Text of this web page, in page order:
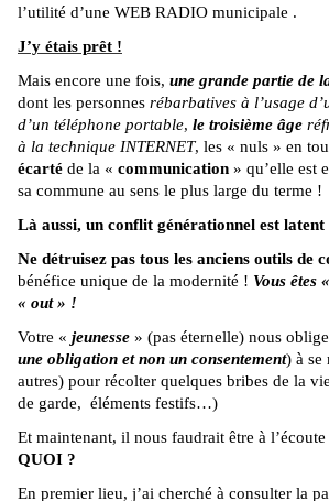
l’utilité d’une WEB RADIO municipale .
J’y étais prêt !
Mais encore une fois, une grande partie de
dont les personnes rébarbatives à l’usage
d’un téléphone portable, le troisième âge
à la technique INTERNET, les « nuls » en
écarté de la « communication » qu’elle est
sa commune au sens le plus large du terme !
Là aussi, un conflit générationnel est latent
Ne détruisez pas tous les anciens outils de
bénéfice unique de la modernité ! Vous êtes
« out » !
Votre « jeunesse » (pas éternelle) nous
une obligation et non un consentement) à se
autres) pour récolter quelques bribes de la
de garde, éléments festifs…)
Et maintenant, il nous faudrait être à l’écoute
QUOI ?
En premier lieu, j’ai cherché à consulter la